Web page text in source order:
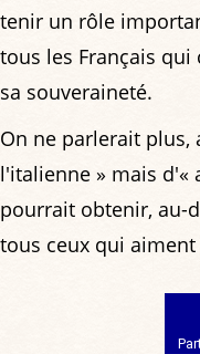
tenir un rôle
tous les Français qui
sa souveraineté.
On ne parlerait plus,
l'italienne » mais d'«
pourrait obtenir, au-
tous ceux qui aiment